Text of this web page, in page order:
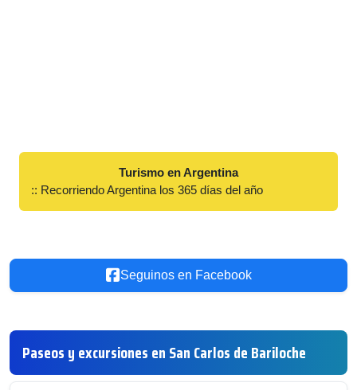
Turismo en Argentina
:: Recorriendo Argentina los 365 días del año
Seguinos en Facebook
Paseos y excursiones en San Carlos de Bariloche